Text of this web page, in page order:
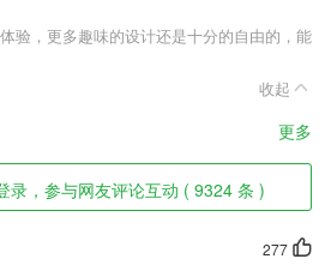
验，更多趣味的设计还是十分的自由的，能
收起
更多
录，参与网友评论互动 ( 9324 条 )
277